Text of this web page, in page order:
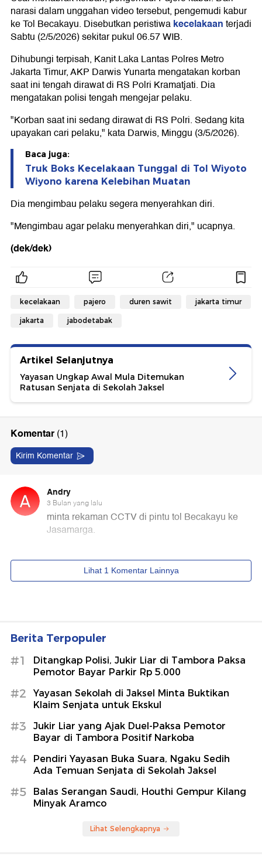
narasi dalam unggahan video tersebut, pengemudi kabur
ke Tol Becakayu. Disebutkan peristiwakecelakaanterjadi
Sabtu (2/5/2026) sekitar pukul 06.57 WIB.
Dihubungi terpisah, Kanit Laka Lantas Polres Metro
Jakarta Timur, AKP Darwis Yunarta mengatakan korban
saat ini tengah dirawat di RS Polri Kramatjati. Dia
mengatakan polisi tengah mengejar pelaku.
"Korban saat ini sedang dirawat di RS Polri. Sedang kita
upayakan cari pelaku," kata Darwis, Minggu (3/5/2026).
Baca juga:
Truk Boks Kecelakaan Tunggal di Tol Wiyoto
Wiyono karena Kelebihan Muatan
Dia mengimbau pelaku segera menyerahkan diri.
"Mengimbau agar pelaku menyerahkan diri," ucapnya.
(dek/dek)
kecelakaan pajero duren sawit jakarta timur
jakarta jabodetabak
Artikel Selanjutnya
Yayasan Ungkap Awal Mula Ditemukan
Ratusan Senjata di Sekolah Jaksel
Berita Terpopuler
#1
Ditangkap Polisi, Jukir Liar di Tambora Paksa
Pemotor Bayar Parkir Rp 5.000
#2
Yayasan Sekolah di Jaksel Minta Buktikan
Klaim Senjata untuk Ekskul
#3
Jukir Liar yang Ajak Duel-Paksa Pemotor
Bayar di Tambora Positif Narkoba
#4
Pendiri Yayasan Buka Suara, Ngaku Sedih
Ada Temuan Senjata di Sekolah Jaksel
#5
Balas Serangan Saudi, Houthi Gempur Kilang
Minyak Aramco
Lihat Selengkapnya